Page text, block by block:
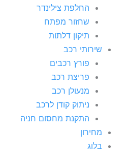
החלפת צילינדר
שחזור מפתח
תיקון דלתות
שירותי רכב
פורץ רכבים
פריצת רכב
מנעולן רכב
ניתוק קודן לרכב
התקנת מחסום חניה
מחירון
בלוג